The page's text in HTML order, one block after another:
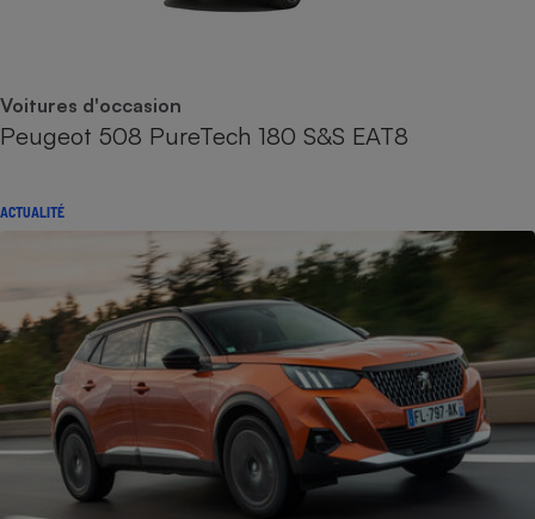
Voitures d'occasion
Peugeot 508 PureTech 180 S&S EAT8
ACTUALITÉ